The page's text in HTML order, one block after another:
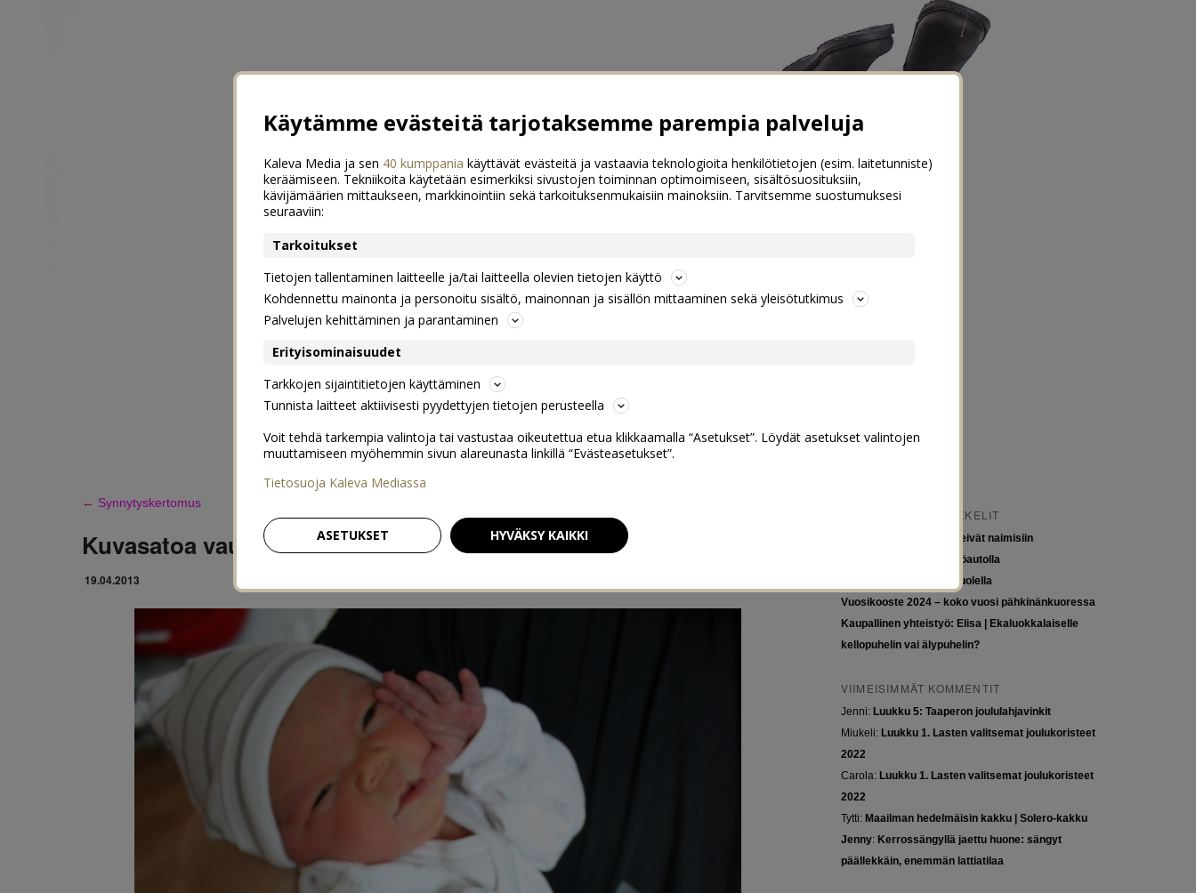
← Synnytyskertomus
Kuvasatoa vauvan ensimmäisiltä päiviltä
19.04.2013
VIIMEISIMMÄT ARTIKKELIT
Tytöt kuuluvat kouluun, eivät naimisiin
Euroopan roadtrip sähköautolla
Tyttöjen ja tasa-arvon puolella
Vuosikooste 2024 – koko vuosi pähkinänkuoressa
Kaupallinen yhteistyö: Elisa | Ekaluokkalaiselle
kellopuhelin vai älypuhelin?
VIIMEISIMMÄT KOMMENTIT
Jenni: Luukku 5: Taaperon joululahjavinkit
Miukeli: Luukku 1. Lasten valitsemat joulukoristeet
2022
Carola: Luukku 1. Lasten valitsemat joulukoristeet
2022
Tytti: Maailman hedelmäisin kakku | Solero-kakku
Jenny: Kerrossängyllä jaettu huone: sängyt
päällekkäin, enemmän lattiatilaa
Käytämme evästeitä tarjotaksemme parempia palveluja
Kaleva Media ja sen 40 kumppania käyttävät evästeitä ja vastaavia teknologioita henkilötietojen (esim. laitetunniste)
keräämiseen. Tekniikoita käytetään esimerkiksi sivustojen toiminnan optimoimiseen, sisältösuosituksiin,
kävijämäärien mittaukseen, markkinointiin sekä tarkoituksenmukaisiin mainoksiin. Tarvitsemme suostumuksesi
seuraaviin:
Tarkoitukset
Tietojen tallentaminen laitteelle ja/tai laitteella olevien tietojen käyttö
Kohdennettu mainonta ja personoitu sisältö, mainonnan ja sisällön mittaaminen sekä yleisötutkimus
Palvelujen kehittäminen ja parantaminen
Erityisominaisuudet
Tarkkojen sijaintitietojen käyttäminen
Tunnista laitteet aktiivisesti pyydettyjen tietojen perusteella
Voit tehdä tarkempia valintoja tai vastustaa oikeutettua etua klikkaamalla “Asetukset”. Löydät asetukset valintojen
muuttamiseen myöhemmin sivun alareunasta linkillä “Evästeasetukset”.
Tietosuoja Kaleva Mediassa
ASETUKSET HYVÄKSY KAIKKI